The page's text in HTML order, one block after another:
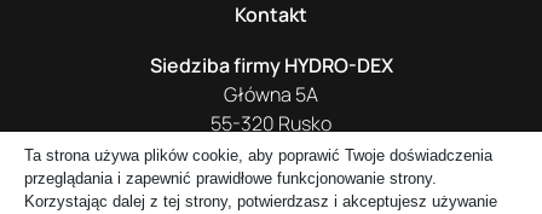
Kontakt
Siedziba firmy HYDRO-DEX
Główna 5A
55-320 Rusko
+48 661 016 418
biuro@hydro-dex.com
Ta strona używa plików cookie, aby poprawić Twoje doświadczenia
przeglądania i zapewnić prawidłowe funkcjonowanie strony.
Korzystając dalej z tej strony, potwierdzasz i akceptujesz używanie